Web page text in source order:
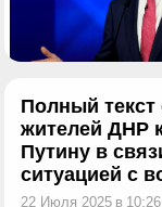
Полный
жителей ДНР
Путину в
ситуацией с
22 Июля 2025 в 10:26